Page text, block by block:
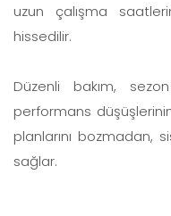
uzun çalışma
hissedilir.
Düzenli bakım,
performans
planlarını bozmadan,
sağlar.